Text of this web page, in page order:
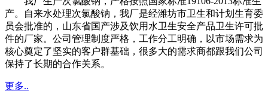
产。自来水处理次氯酸钠，我厂是经潍坊市卫生和计划生育委
员会批准的，山东省国产涉及饮用水卫生安全产品卫生许可批
件的厂家。公司管理制度严格，工作分工明确，以市场需求为
核心奠定了坚实的客户群基础，很多大的需求商都跟我们公司
保持了长期的合作关系。
更多..